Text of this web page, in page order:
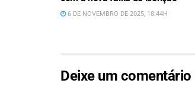
6 DE NOVEMBRO DE 2025, 18:44H
Deixe um comentário